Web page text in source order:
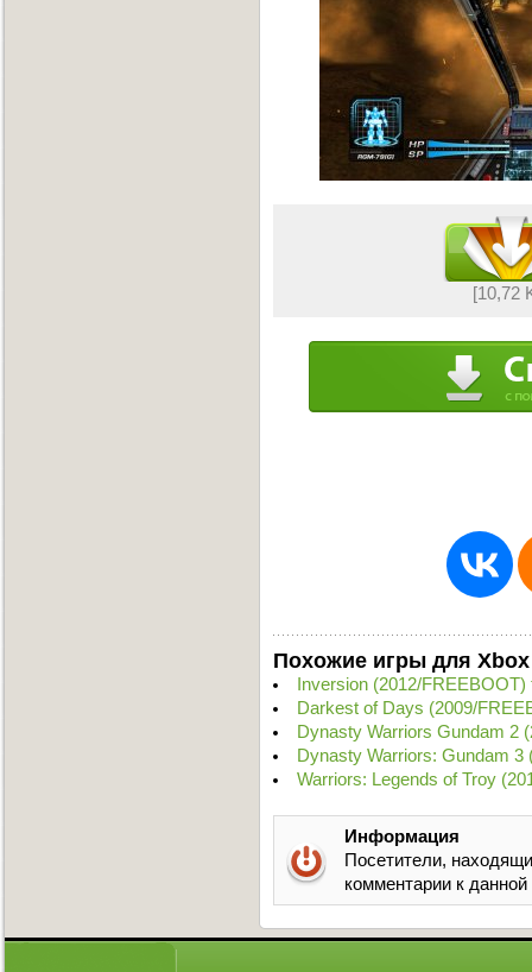
[10,72
Похожие игры для Xbox
Inversion (2012/FREEBOOT)
Darkest of Days (2009/
Dynasty Warriors Gundam 2
Dynasty Warriors: Gundam 3
Warriors: Legends of Troy
Информация
Посетители,
комментарии к